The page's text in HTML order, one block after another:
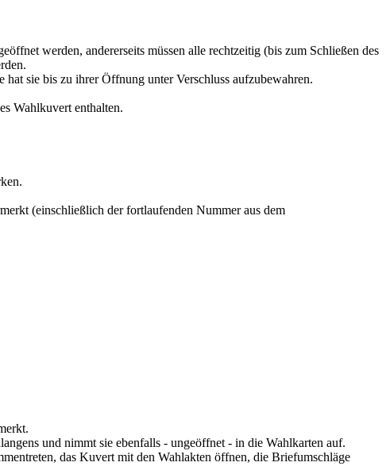
werden, andererseits müssen alle rechtzeitig (bis zum Schließen des
sie bis zu ihrer Öffnung unter Verschluss aufzubewahren.
Wahlkuvert enthalten.
(einschließlich der fortlaufenden Nummer aus dem
und nimmt sie ebenfalls - ungeöffnet - in die Wahlkarten auf.
das Kuvert mit den Wahlakten öffnen, die Briefumschläge